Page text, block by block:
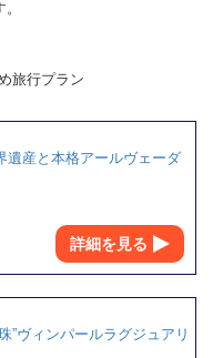
旅行プラン
遺産と本格アールヴェーダ
詳細を見る
”ヴィンパールラグジュアリ